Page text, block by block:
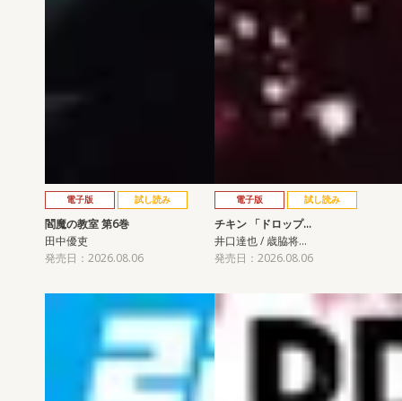
電子版 試し読み
閻魔の教室 第6巻
田中優吏
発売日：2026.08.06
電子版 試し読み
チキン 「ドロップ…
井口達也 / 歳脇将…
発売日：2026.08.06